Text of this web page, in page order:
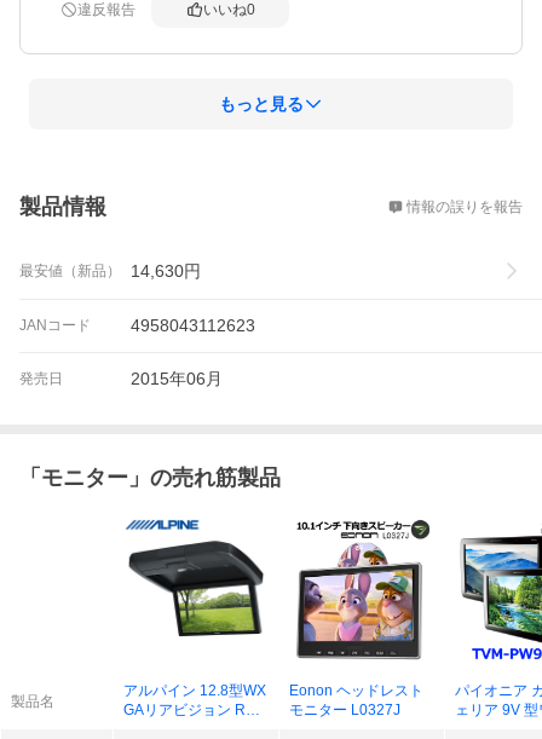
違反報告 いいね0
もっと見る
製品情報 情報の誤りを報告
最安値（新品） 14,630円
JANコード 4958043112623
発売日 2015年06月
「 モニター 」の売れ筋製品
製品名
アルパイン 12.8型WX
GAリアビジョン RXH
Eonon ヘッドレスト
モニター L0327J
パイオニア
ェリア 9V